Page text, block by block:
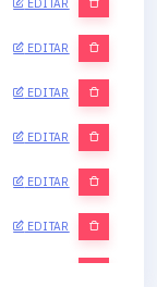
EDITAR
EDITAR
EDITAR
EDITAR
EDITAR
EDITAR